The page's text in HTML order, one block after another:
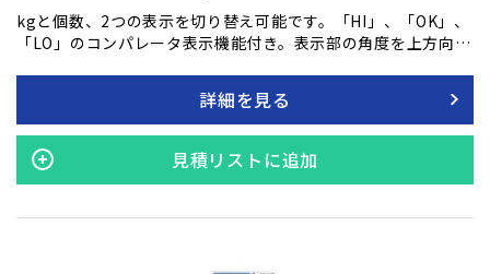
kgと個数、2つの表示を切り替え可能です。「HI」、「OK」、
「LO」のコンパレータ表示機能付き。表示部の角度を上方向に
詳細を見る
見積リストに追加